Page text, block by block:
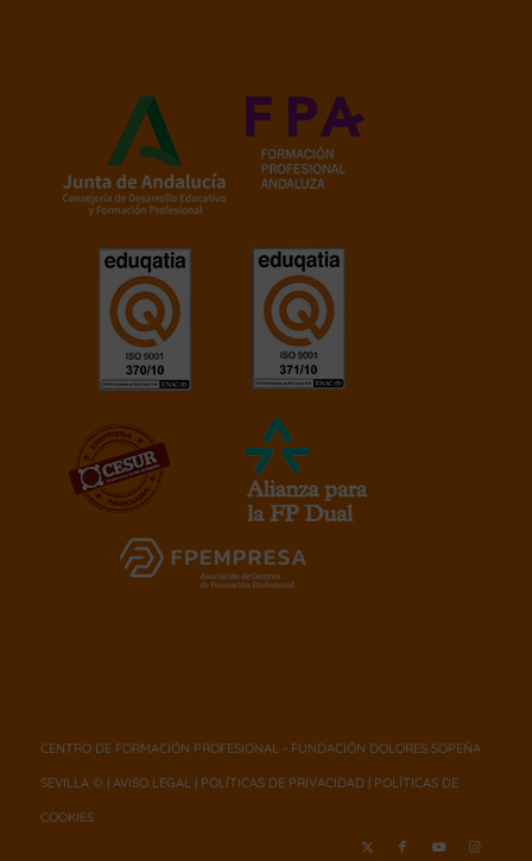
CENTRO DE FORMACIÓN PROFESIONAL - FUNDACIÓN DOLORES SOPEÑA
SEVILLA © | AVISO LEGAL| POLÍTICAS DE PRIVACIDAD| POLÍTICAS DE
COOKIES